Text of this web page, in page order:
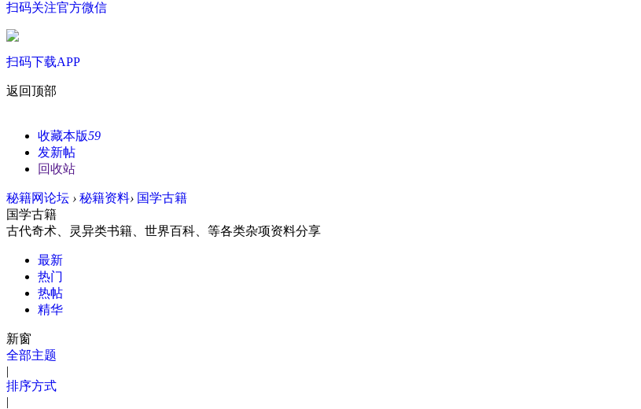
扫码关注官方微信
扫码下载APP
返回顶部
收藏本版59
发新帖
回收站
秘籍网论坛 › 秘籍资料› 国学古籍
国学古籍
古代奇术、灵异类书籍、世界百科、等各类杂项资料分享
最新
热门
热帖
精华
新窗
全部主题
|
排序方式
|